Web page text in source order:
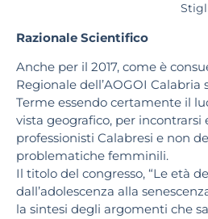
Razionale Scientifico
Anche per il 2017, come è
Regionale dell’AOGOI Calabria
Terme essendo certamente il
vista geografico, per incontrarsi
professionisti Calabresi e non
problematiche femminili.
Il titolo del congresso, “Le età
dall’adolescenza alla
la sintesi degli argomenti che